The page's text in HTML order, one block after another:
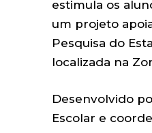
estimula os
um projeto
Pesquisa do
localizada na
Desenvolvido
Escolar e